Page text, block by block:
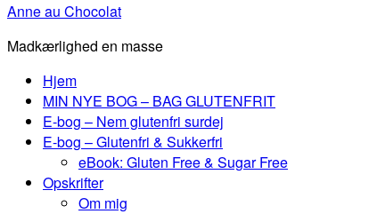
Anne au Chocolat
Madkærlighed en masse
Hjem
MIN NYE BOG – BAG GLUTENFRIT
E-bog – Nem glutenfri surdej
E-bog – Glutenfri & Sukkerfri
eBook: Gluten Free & Sugar Free
Opskrifter
Om mig